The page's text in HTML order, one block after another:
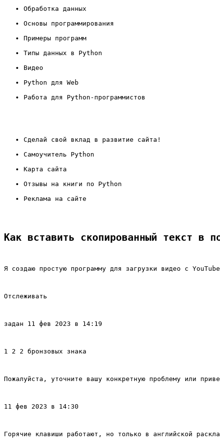
Обработка данных
Основы программирования
Примеры программ
Типы данных в Python
Видео
Python для Web
Работа для Python-программистов
Сделай свой вклад в развитие сайта!
Самоучитель Python
Карта сайта
Отзывы на книги по Python
Реклама на сайте
Как вставить скопированный текст
Я создаю простую программу для загрузки видео с
Отслеживать
задан 11 фев 2023 в 14:19
1 2 2 бронзовых знака
Пожалуйста, уточните вашу конкретную проблему или
11 фев 2023 в 14:30
Горячие клавиши работают, но только в английской